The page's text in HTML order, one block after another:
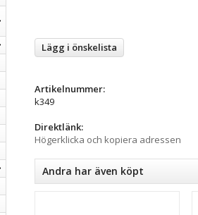
Lägg i önskelista
Artikelnummer:
k349
Direktlänk:
Högerklicka och kopiera adressen
Andra har även köpt